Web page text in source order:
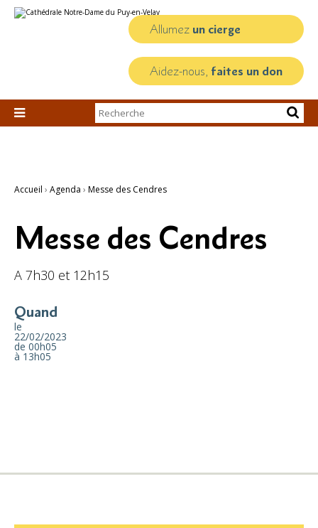
au
personnels
Allumez un cierge
Aidez-nous, faites un don

Chercher par
Recherche
Accueil › Agenda › Messe des Cendres
Messe des Cendres
A 7h30 et 12h15
Quand
le
22/02/2023
de 00h05
à 13h05